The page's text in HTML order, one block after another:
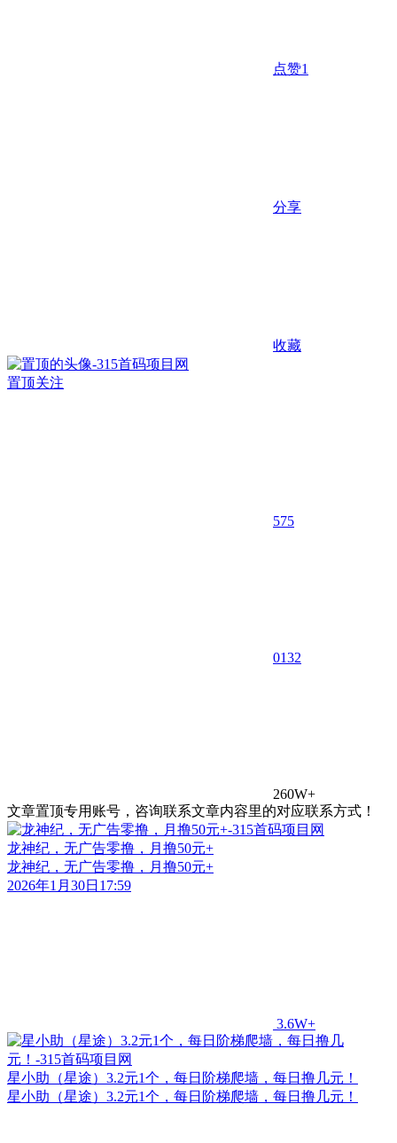
点赞1
分享
收藏
置顶关注
575
0132
260W+
文章置顶专用账号，咨询联系文章内容里的对应联系方式！
龙神纪，无广告零撸，月撸50元+
龙神纪，无广告零撸，月撸50元+
2026年1月30日17:59
3.6W+
星小助（星途）3.2元1个，每日阶梯爬墙，每日撸几元！
星小助（星途）3.2元1个，每日阶梯爬墙，每日撸几元！